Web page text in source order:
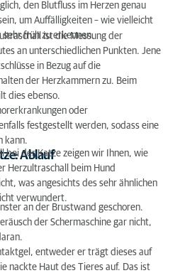
den Blutfluss im Herzen genau
um Auffälligkeiten – wie vielleicht
früh zu erkennen.
ist die Messung der
an unterschiedlichen Punkten. Jene
in Bezug auf die
der Herzkammern zu. Beim
dies ebenso.
oder
festgestellt werden, sodass eine
kann.
Ablauf
bei der Katze zeigen wir Ihnen, wie
Herzultraschall beim Hund
was angesichts des sehr ähnlichen
verwundert.
an der Brustwand geschoren.
der Schermaschine gar nicht,
entweder er trägt dieses auf
nackte Haut des Tieres auf. Das ist